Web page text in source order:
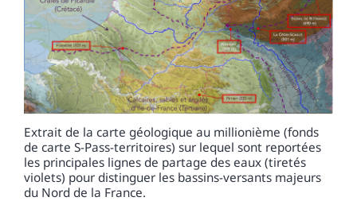
Extrait de la carte géologique au millionième (fonds
de carte S-Pass-territoires) sur lequel sont reportées
les principales lignes de partage des eaux (tiretés
violets) pour distinguer les bassins-versants majeurs
du Nord de la France.